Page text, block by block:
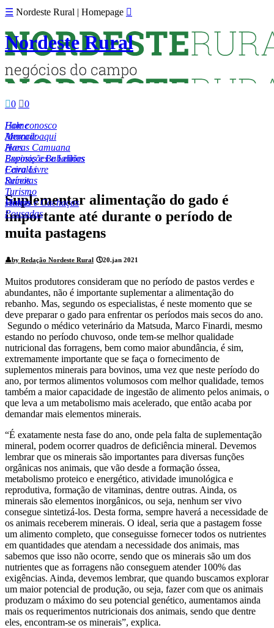
☰ Nordeste Rural | Homepage 
Nordeste Rural
0 0
Fale conosco
Anuncie aqui
Home
Mercado
Aves
Bovinos e Bubalinos
Cavalos
Suínos
Haras Camuana
Exposições e Leilões
Feira Livre
Receitas
Turismo
Hotéis
Pousadas
Vinhos e Cachaças
Suplementar alimentação do gado é
importante até durante o período de
muita pastagens
👤by Redação Nordeste Rural 🕔20.jan 2021
Muitos produtores consideram que no período de pastos verdes e
abundantes, não é importante suplementar a alimentação do
rebanho. Mas, segundo os especialistas, é neste momento que se
deve preparar o gado para enfrentar os períodos mais secos do ano.
Segundo o médico veterinário da Matsuda, Marco Finardi, mesmo
estando no período chuvoso, onde tem-se melhor qualidade
nutricional das forragens, bem como maior abundância, é sim,
extremamente importante que se faça o fornecimento de
suplementos minerais para bovinos, uma vez que neste período do
ano, por termos alimentos volumosos com melhor qualidade, temos
também a maior capacidade de ingestão de alimento pelos animais, o
que leva a um metabolismo mais acelerado, que então acaba por
demandar mais elementos minerais.
“É exatamente nesta fase do ano, onde pela falta de suplementação
mineral, podem ocorrer quadros de deficiência mineral. Devemos
lembrar que os minerais são importantes para diversas funções
orgânicas nos animais, que vão desde a formação óssea,
metabolismo proteico e energético, atividade imunológica e
reprodutiva, formação de vitaminas, dentre outras. Ainda, os
minerais são elementos inorgânicos, ou seja, nenhum ser vivo
consegue sintetizá-los. Desta forma, sempre haverá a necessidade de
os animais receberem minerais. O ideal, seria que a pastagem fosse
um alimento completo, que conseguisse fornecer todos os nutrientes
em quantidades que atendam a necessidade dos animais, mas
sabemos que isso não ocorre, sendo que os minerais são um dos
nutrientes que as forragens não conseguem atender 100% das
exigências. Ainda, devemos lembrar, que quando buscamos explorar
um maior potencial de produção, ou seja, fazer com que os animais
produzam o máximo do seu potencial genético, aumentamos ainda
mais os requerimentos nutricionais dos animais, sendo que dentre
eles, encontram-se os minerais”, explica.